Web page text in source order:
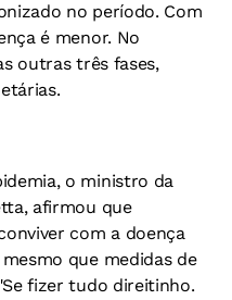
no período. Com
é menor. No
outras três fases,
o ministro da
afirmou que
com a doença
que medidas de
fizer tudo direitinho.